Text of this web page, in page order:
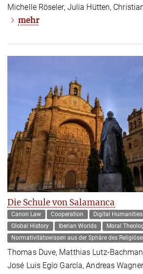
Michelle Röseler, Julia Hütten,
mehr
Die Schule von Salamanca
Canon Law Cooperation Digital Humanities
Global History
Iberian Worlds
Moral
Normativitätswissen aus der Sphäre des
Thomas Duve, Matthias Lutz-
José Luis Egío García, Andreas